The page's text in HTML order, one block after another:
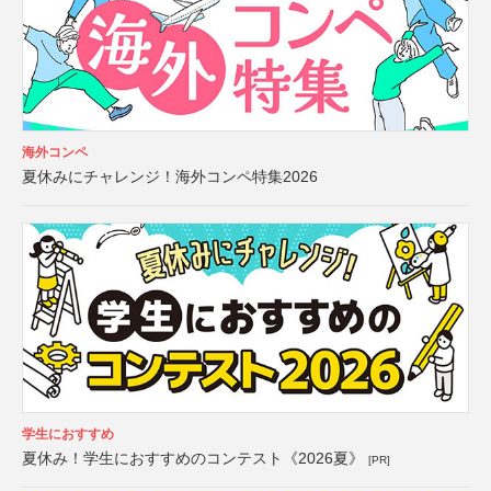
海外コンペ
夏休みにチャレンジ！海外コンペ特集2026
学生におすすめ
夏休み！学生におすすめのコンテスト《2026夏》 [PR]